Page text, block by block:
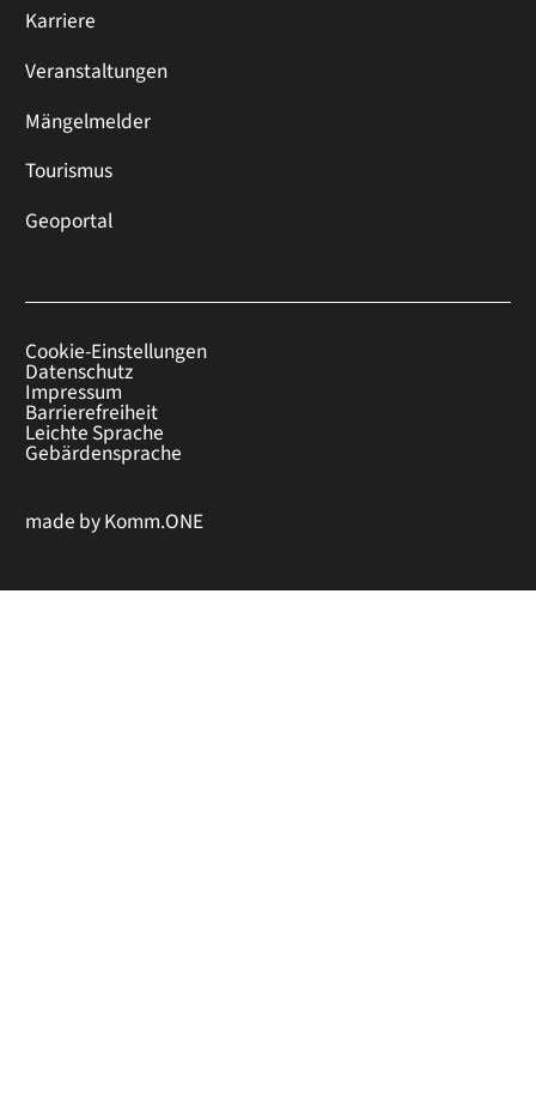
Karriere
Veranstaltungen
Mängelmelder
Tourismus
Geoportal
Cookie-Einstellungen
Datenschutz
Impressum
Barrierefreiheit
Leichte Sprache
Gebärdensprache
made byKomm.ONE